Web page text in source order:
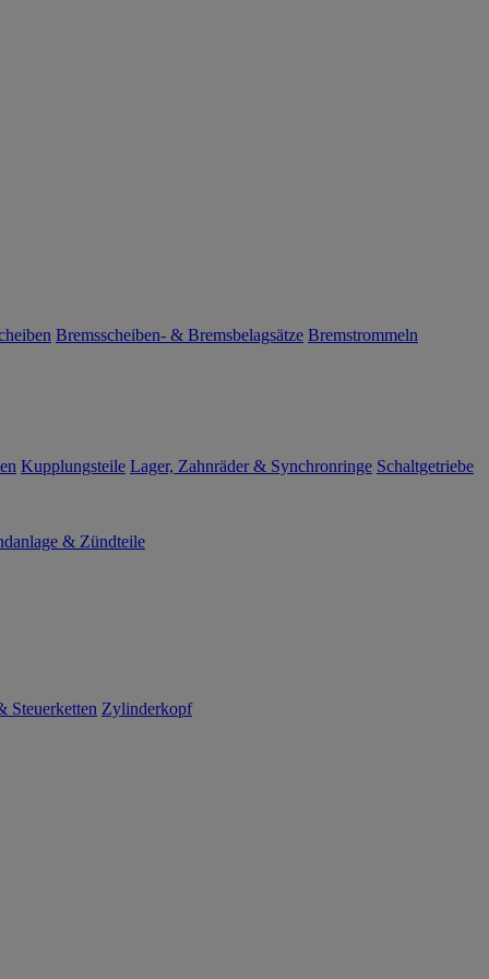
Bremsscheiben- & Bremsbelagsätze Bremstrommeln
Kupplungsteile Lager, Zahnräder & Synchronringe Schaltgetriebe
& Zündteile
Steuerketten Zylinderkopf